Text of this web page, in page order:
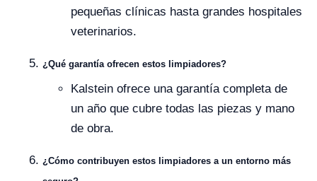
pequeñas clínicas hasta grandes hospitales
veterinarios.
¿Qué garantía ofrecen estos limpiadores?
Kalstein ofrece una garantía completa de
un año que cubre todas las piezas y mano
de obra.
¿Cómo contribuyen estos limpiadores a un entorno más